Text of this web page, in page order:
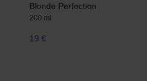
Blonde Perfection
200 ml
19 €